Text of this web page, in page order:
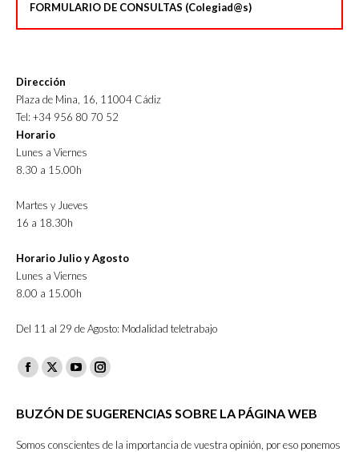
FORMULARIO DE CONSULTAS (Colegiad@s)
Dirección
Plaza de Mina, 16, 11004 Cádiz
Tel: +34 956 80 70 52
Horario
Lunes a Viernes
8.30 a 15.00h
Martes y Jueves
16 a 18.30h
Horario Julio y Agosto
Lunes a Viernes
8.00 a 15.00h
Del 11 al 29 de Agosto: Modalidad teletrabajo
Facebook
opens
X
opens
YouTube
opens
Instagram
opens
in
BUZÓN DE SUGERENCIAS SOBRE LA PÁGINA WEB
Somos conscientes de la importancia de vuestra opinión, por eso ponemos